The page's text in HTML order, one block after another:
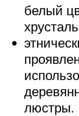
белый
люстры.